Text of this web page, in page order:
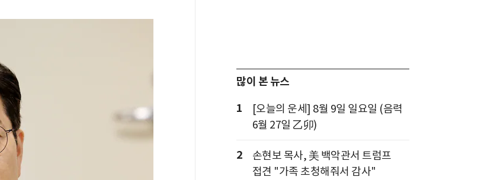
많이 본 뉴스
1
[오늘의 운세] 8월 9일 일요일 (음력
6월 27일 乙卯)
2
손현보 목사, 美 백악관서 트럼프
접견 "가족 초청해줘서 감사"